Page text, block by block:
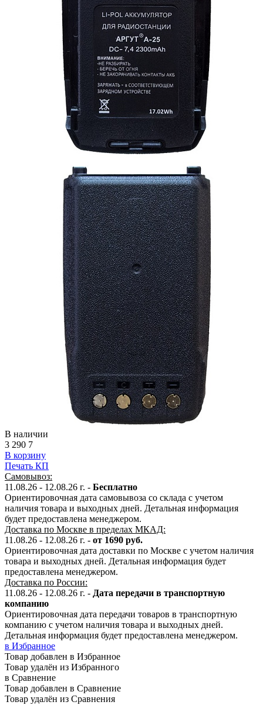
В наличии
3 290 7
В корзину
Печать КП
Самовывоз:
11.08.26 - 12.08.26 г. - Бесплатно
Ориентировочная дата самовывоза со склада с учетом
наличия товара и выходных дней. Детальная информация
будет предоставлена менеджером.
Доставка по Москве в пределах МКАД:
11.08.26 - 12.08.26 г. - от 1690 руб.
Ориентировочная дата доставки по Москве с учетом наличия
товара и выходных дней. Детальная информация будет
предоставлена менеджером.
Доставка по России:
11.08.26 - 12.08.26 г. - Дата передачи в транспортную
компанию
Ориентировочная дата передачи товаров в транспортную
компанию с учетом наличия товара и выходных дней.
Детальная информация будет предоставлена менеджером.
в Избранное
Товар добавлен в Избранное
Товар удалён из Избранного
в Сравнение
Товар добавлен в Сравнение
Товар удалён из Сравнения